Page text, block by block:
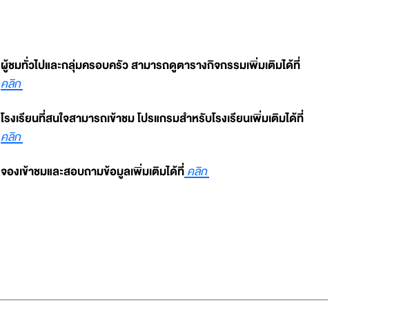
ผู้ชมทั่วไปและกลุ่มครอบครัว สามารถดูตารางกิจกรรมเพิ่มเติมได้ที่
คลิก
โรงเรียนที่สนใจสามารถเข้าชม โปรแกรมสำหรับโรงเรียนเพิ่มเติมได้ที่
คลิก
จองเข้าชมและสอบถามข้อมูลเพิ่มเติมได้ที่คลิก